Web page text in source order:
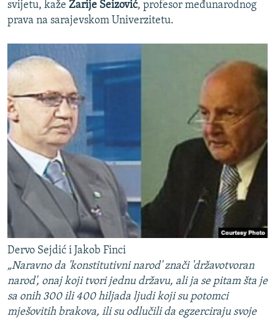
svijetu, kaže Zarije Seizović, profesor međunarodnog
prava na sarajevskom Univerzitetu.
Dervo Sejdić i Jakob Finci
„Naravno da 'konstitutivni narod' znači 'državotvoran
narod', onaj koji tvori jednu državu, ali ja se pitam šta je
sa onih 300 ili 400 hiljada ljudi koji su potomci
mješovitih brakova, ili su odlučili da egzerciraju svoje